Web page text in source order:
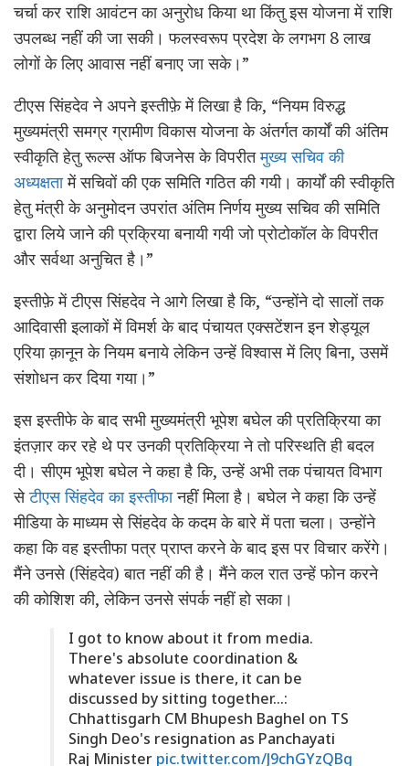
चर्चा कर राशि आवंटन का अनुरोध किया था किंतु इस योजना में राशि
उपलब्ध नहीं की जा सकी। फलस्वरूप प्रदेश के लगभग 8 लाख
लोगों के लिए आवास नहीं बनाए जा सके।”
टीएस सिंहदेव ने अपने इस्तीफ़े में लिखा है कि, “नियम विरुद्ध
मुख्यमंत्री समग्र ग्रामीण विकास योजना के अंतर्गत कार्यों की अंतिम
स्वीकृति हेतु रूल्स ऑफ बिजनेस के विपरीतमुख्य सचिव की
अध्यक्षतामें सचिवों की एक समिति गठित की गयी। कार्यों की स्वीकृति
हेतु मंत्री के अनुमोदन उपरांत अंतिम निर्णय मुख्य सचिव की समिति
द्वारा लिये जाने की प्रक्रिया बनायी गयी जो प्रोटोकॉल के विपरीत
और सर्वथा अनुचित है।”
इस्तीफ़े में टीएस सिंहदेव ने आगे लिखा है कि, “उन्होंने दो सालों तक
आदिवासी इलाकों में विमर्श के बाद पंचायत एक्सटेंशन इन शेड्यूल
एरिया क़ानून के नियम बनाये लेकिन उन्हें विश्वास में लिए बिना, उसमें
संशोधन कर दिया गया।”
इस इस्तीफे के बाद सभी मुख्यमंत्री भूपेश बघेल की प्रतिक्रिया का
इंतज़ार कर रहे थे पर उनकी प्रतिक्रिया ने तो परिस्थति ही बदल
दी। सीएम भूपेश बघेल ने कहा है कि, उन्हें अभी तक पंचायत विभाग
सेटीएस सिंहदेव का इस्तीफानहीं मिला है। बघेल ने कहा कि उन्हें
मीडिया के माध्यम से सिंहदेव के कदम के बारे में पता चला। उन्होंने
कहा कि वह इस्तीफा पत्र प्राप्त करने के बाद इस पर विचार करेंगे।
मैंने उनसे (सिंहदेव) बात नहीं की है। मैंने कल रात उन्हें फोन करने
की कोशिश की, लेकिन उनसे संपर्क नहीं हो सका।
I got to know about it from media.
There's absolute coordination &
whatever issue is there, it can be
discussed by sitting together…:
Chhattisgarh CM Bhupesh Baghel on TS
Singh Deo's resignation as Panchayati
Raj Minister pic.twitter.com/J9chGYzQBg